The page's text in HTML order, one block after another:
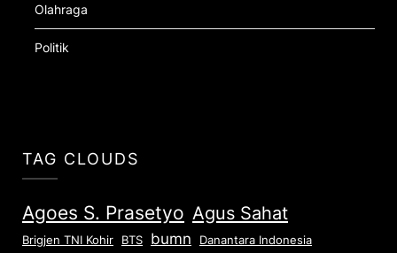
Olahraga
Politik
TAG CLOUDS
Agoes S. Prasetyo Agus Sahat
Brigjen TNI Kohir BTS bumn Danantara Indonesia